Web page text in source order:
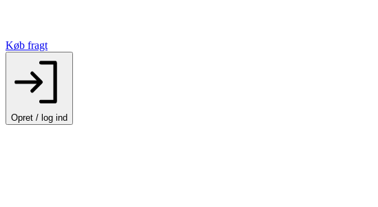
Køb fragt
Opret / log ind